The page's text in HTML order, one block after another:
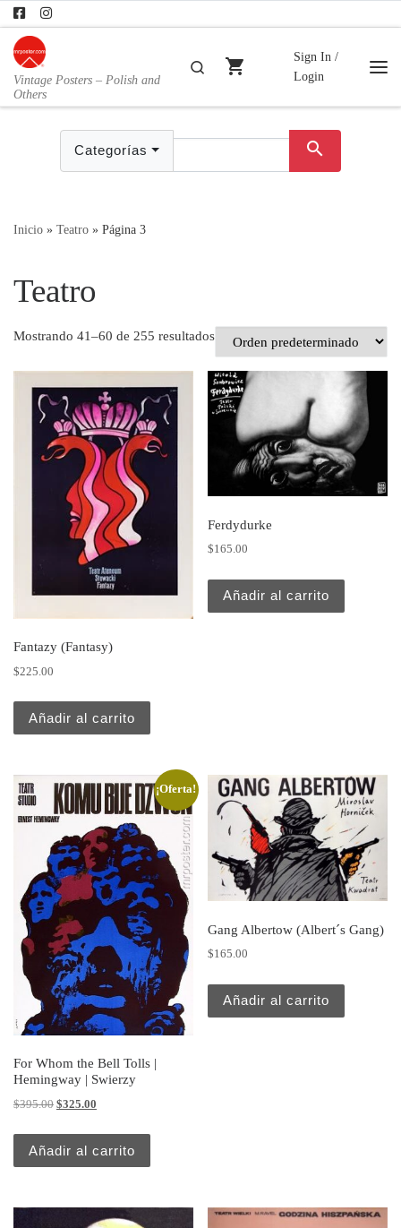
Skip to content
Vintage Posters – Polish and
Others
Buscar
shopping_cart
Sign In /
Login
Categorías search
Inicio » Teatro » Página 3
Teatro
Mostrando 41–60 de 255 resultados
Fantazy (Fantasy)
$225.00
Añadir al carrito
Ferdydurke
$165.00
Añadir al carrito
¡Oferta!
For Whom the Bell Tolls |
Hemingway | Swierzy
$395.00 Original price was: $395.00.
$325.00
Añadir al carrito
Gang Albertow (Albert´s Gang)
$165.00
Añadir al carrito